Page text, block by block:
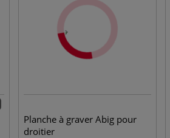
Planche à graver Abig pour
droitier